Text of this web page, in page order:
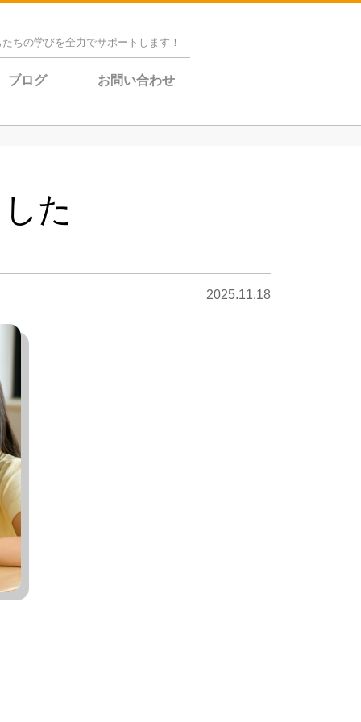
ちの学びを全力でサポートします！
ブログ お問い合わせ
た
2025.11.18